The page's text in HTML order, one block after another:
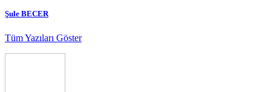
Şule BECER
Tüm Yazıları Göster